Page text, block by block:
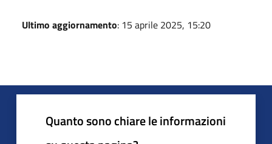
Ultimo aggiornamento: 15 aprile 2025, 15:20
Quanto sono chiare le informazioni